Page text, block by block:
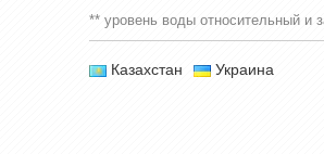
** уровень воды относительный и
Казахстан Украина